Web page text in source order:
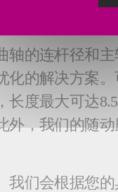
轴的连杆径和
化的解决方案
长度最大可达
外，我们的随
我们会根据您